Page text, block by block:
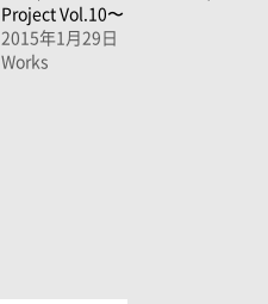
Project Vol.10〜
2015年1月29日
Works